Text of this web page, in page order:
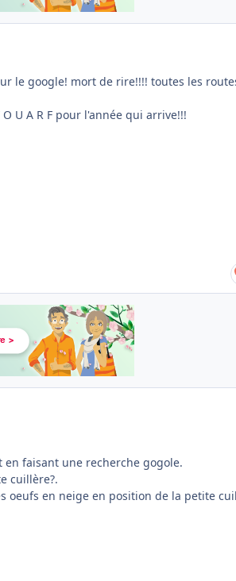
le google! mort de rire!!!! toutes les
U A R F pour l'année qui arrive!!!
en faisant une recherche gogole.
cuillère?.
oeufs en neige en position de la petite